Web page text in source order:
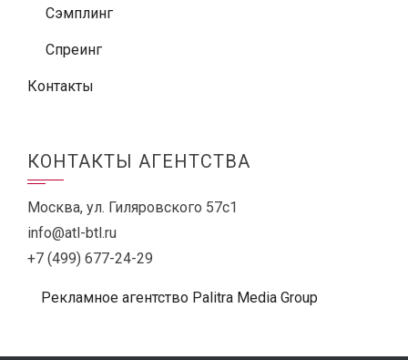
Сэмплинг
Спреинг
Контакты
КОНТАКТЫ АГЕНТСТВА
Москва, ул. Гиляровского 57с1
info@atl-btl.ru
+7 (499) 677-24-29
Рекламное агентство Palitra Media Group